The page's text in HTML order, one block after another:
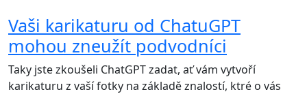
Vaši karikaturu od ChatuGPT
mohou zneužít podvodníci
Taky jste zkoušeli ChatGPT zadat, ať vám vytvoří
karikaturu z vaší fotky na základě znalostí, ktré o vás